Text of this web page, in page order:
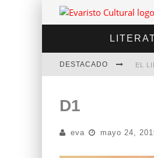
DESTACADO EL
D1
eva mayo 24,